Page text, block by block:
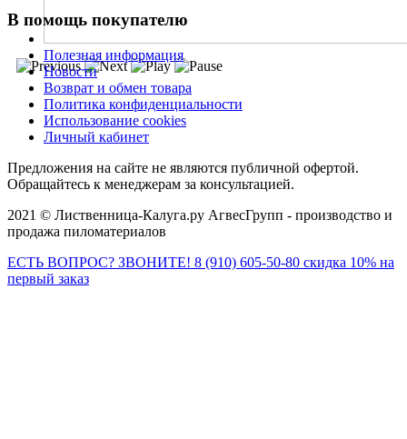
В помощь покупателю
Полезная информация
Новости
Возврат и обмен товара
Политика конфиденциальности
Использование cookies
Личный кабинет
Предложения на сайте не являются публичной офертой.
Обращайтесь к менеджерам за консультацией.
2021 © Лиственница-Калуга.ру АгвесГрупп - производство и
продажа пиломатериалов
ЕСТЬ ВОПРОС? ЗВОНИТЕ! 8 (910) 605-50-80 скидка 10% на
первый заказ